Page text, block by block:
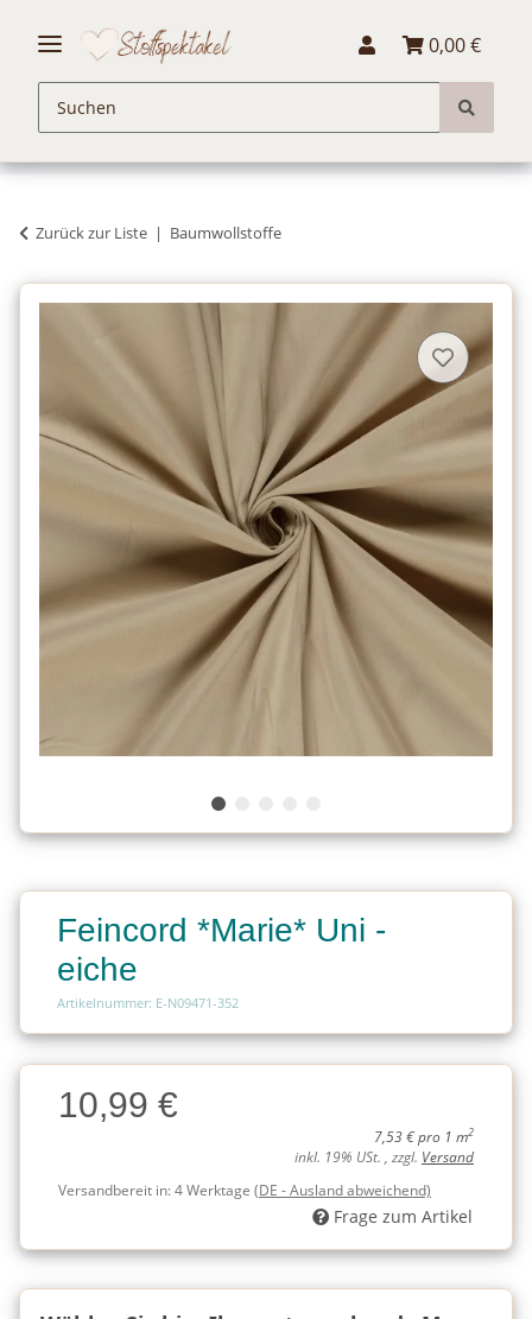
0,00 €
Zurück zur Liste Baumwollstoffe
Feincord *Marie* Uni -
eiche
Artikelnummer: E-N09471-352
Charge
Charge10,99 €
7,53 € pro 1 m2
inkl. 19% USt. , zzgl. Versand
Versandbereit in:4 Werktage (DE - Ausland abweichend)
Frage zum Artikel